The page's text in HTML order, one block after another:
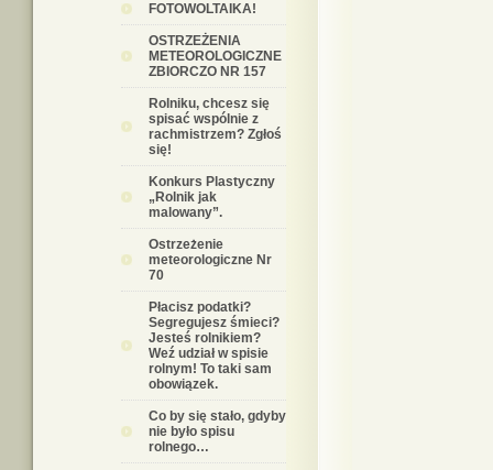
FOTOWOLTAIKA!
OSTRZEŻENIA
METEOROLOGICZNE
ZBIORCZO NR 157
Rolniku, chcesz się
spisać wspólnie z
rachmistrzem? Zgłoś
się!
Konkurs Plastyczny
„Rolnik jak
malowany”.
Ostrzeżenie
meteorologiczne Nr
70
Płacisz podatki?
Segregujesz śmieci?
Jesteś rolnikiem?
Weź udział w spisie
rolnym! To taki sam
obowiązek.
Co by się stało, gdyby
nie było spisu
rolnego…